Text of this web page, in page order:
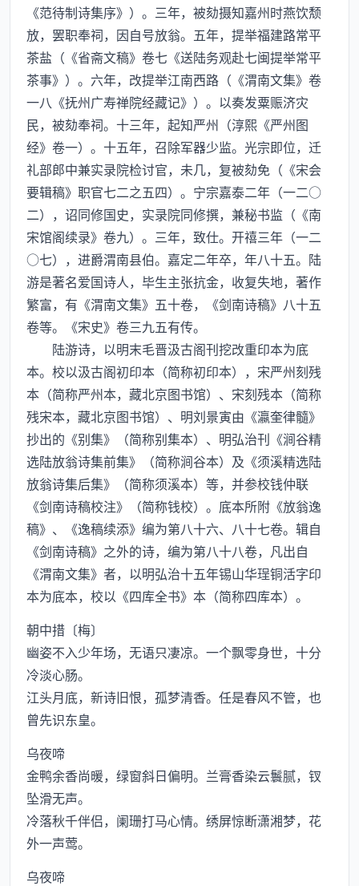
《范待制诗集序》）。三年，被劾摄知嘉州时燕饮颓
放，罢职奉祠，因自号放翁。五年，提举福建路常平
茶盐（《省斋文稿》卷七《送陆务观赴七闽提举常平
茶事》）。六年，改提举江南西路（《渭南文集》卷
一八《抚州广寿禅院经藏记》）。以奏发粟赈济灾
民，被劾奉祠。十三年，起知严州（淳熙《严州图
经》卷一）。十五年，召除军器少监。光宗即位，迁
礼部郎中兼实录院检讨官，未几，复被劾免（《宋会
要辑稿》职官七二之五四）。宁宗嘉泰二年（一二○
二），诏同修国史，实录院同修撰，兼秘书监（《南
宋馆阁续录》卷九）。三年，致仕。开禧三年（一二
○七），进爵渭南县伯。嘉定二年卒，年八十五。陆
游是著名爱国诗人，毕生主张抗金，收复失地，著作
繁富，有《渭南文集》五十卷，《剑南诗稿》八十五
卷等。《宋史》卷三九五有传。
陆游诗，以明末毛晋汲古阁刊挖改重印本为底
本。校以汲古阁初印本（简称初印本），宋严州刻残
本（简称严州本，藏北京图书馆）、宋刻残本（简称
残宋本，藏北京图书馆）、明刘景寅由《瀛奎律髓》
抄出的《别集》（简称别集本）、明弘治刊《涧谷精
选陆放翁诗集前集》（简称涧谷本）及《须溪精选陆
放翁诗集后集》（简称须溪本）等，并参校钱仲联
《剑南诗稿校注》（简称钱校）。底本所附《放翁逸
稿》、《逸稿续添》编为第八十六、八十七卷。辑自
《剑南诗稿》之外的诗，编为第八十八卷，凡出自
《渭南文集》者，以明弘治十五年锡山华珵铜活字印
本为底本，校以《四库全书》本（简称四库本）。
朝中措〔梅〕
幽姿不入少年场，无语只凄凉。一个飘零身世，十分
冷淡心肠。
江头月底，新诗旧恨，孤梦清香。任是春风不管，也
曾先识东皇。
乌夜啼
金鸭余香尚暖，绿窗斜日偏明。兰膏香染云鬟腻，钗
坠滑无声。
冷落秋千伴侣，阑珊打马心情。绣屏惊断潇湘梦，花
外一声莺。
乌夜啼